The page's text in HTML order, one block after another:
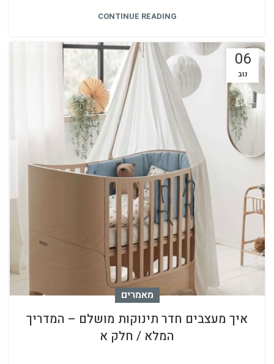
CONTINUE READING
06
נוב
מאמרים
איך מעצבים חדר תינוקות מושלם – המדריך
המלא / חלק א